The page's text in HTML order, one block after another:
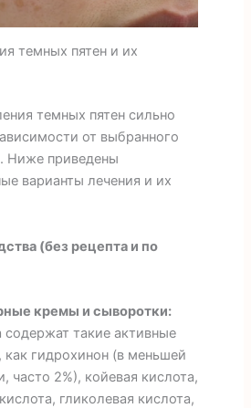
темных пятен и их
темных пятен сильно
от выбранного
Ниже приведены
варианты лечения и их
(без рецепта и по
кремы и сыворотки:
содержат такие активные
как гидрохинон (в меньшей
часто 2%), койевая кислота,
гликолевая кислота,